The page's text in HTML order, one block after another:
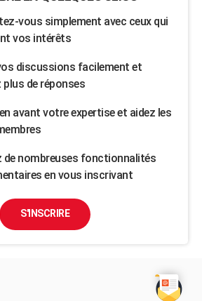
vous simplement avec ceux qui
vos intérêts
discussions facilement et
plus de réponses
avant votre expertise et aidez les
de nombreuses fonctionnalités
en vous inscrivant
S'INSCRIRE